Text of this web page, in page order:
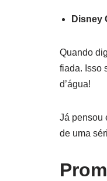
Disney
Quando
fiada. Isso
d’água!
Já pensou
de uma